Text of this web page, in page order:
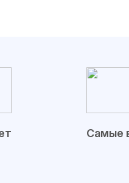
Самые